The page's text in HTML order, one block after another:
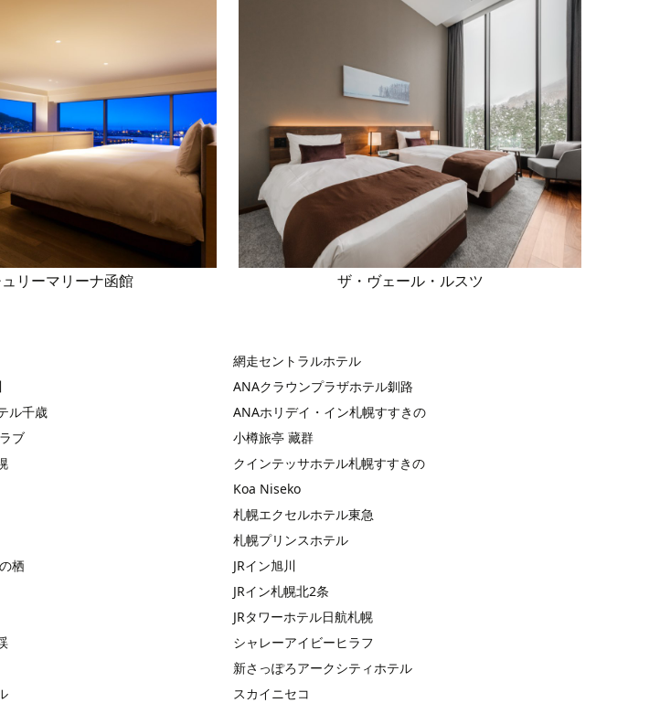
リーマリーナ函館 ザ・ヴェール・ルスツ
網走セントラルホテル
ANAクラウンプラザホテル釧路
ル千歳
ANAホリデイ・イン札幌すすきの
ブ
小樽旅亭 藏群
クインテッサホテル札幌すすきの
Koa Niseko
札幌エクセルホテル東急
札幌プリンスホテル
栖
JRイン旭川
JRイン札幌北2条
JRタワーホテル日航札幌
シャレーアイビーヒラフ
新さっぽろアークシティホテル
スカイニセコ